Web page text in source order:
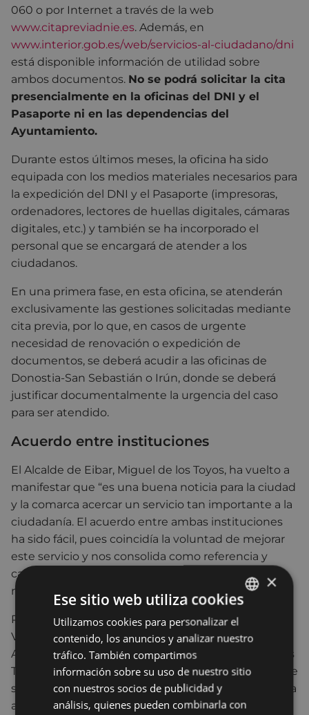
060 o por Internet a través de la web
www.citapreviadnie.es. Además, en
www.interior.gob.es/web/servicios-al-ciudadano/dni
está disponible información de utilidad sobre
ambos documentos. No se podrá solicitar la cita
presencialmente en la oficinas del DNI y el
Pasaporte ni en las dependencias del
Ayuntamiento.
Durante estos últimos meses, la oficina ha sido
equipada con los medios materiales necesarios para
la expedición del DNI y el Pasaporte (impresoras,
ordenadores, lectores de huellas digitales, cámaras
digitales, etc.) y también se ha incorporado el
personal que se encargará de atender a los
ciudadanos.
En una primera fase, en esta oficina, se atenderán
exclusivamente las gestiones solicitadas mediante
cita previa, por lo que, en casos de urgente
necesidad de renovación o expedición de
documentos, se deberá acudir a las oficinas de
Donostia-San Sebastián o Irún, donde se deberá
justificar documentalmente la urgencia del caso
para ser atendido.
Acuerdo entre instituciones
El Alcalde de Eibar, Miguel de los Toyos, ha vuelto a
manifestar que “es una buena noticia para la ciudad
y la comarca acercar un servicio tan importante a la
ciudadanía. El acuerdo entre ambas instituciones
ha sido fácil, pues coincidía la voluntad de mejorar
este servicio y nos consolida como referencia y
cabecera para las gestiones administrativas en
nuestro entorno geográfico”.
Por su parte, el Delegado del Gobierno en el País
Vasco, Javier De Andrés, ha agradecido al
Ayuntamiento de Eibar y a su Alcalde, Miguel de los
Toyos, su “colaboración para mejorar la prestación de
servicios a la ciudadanía” y ha asegurado que “con la
apertura de la nueva oficina de Eibar acercamos el
BASQUE
SPANISH
×
Ese sitio web utiliza cookies
Utilizamos cookies para personalizar el
contenido, los anuncios y analizar nuestro
tráfico. También compartimos
información sobre su uso de nuestro sitio
con nuestros socios de publicidad y
análisis, quienes pueden combinarla con